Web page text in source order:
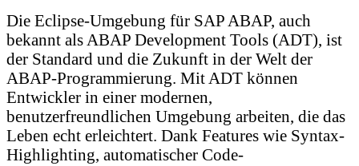
Die Eclipse-Umgebung für SAP ABAP, auch
bekannt als ABAP Development Tools (ADT), ist
der Standard und die Zukunft in der Welt der
ABAP-Programmierung. Mit ADT können
Entwickler in einer modernen,
benutzerfreundlichen Umgebung arbeiten, die das
Leben echt erleichtert. Dank Features wie Syntax-
Highlighting, automatischer Code-